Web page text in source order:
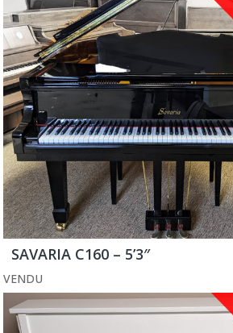
SAVARIA C160 – 5’3″
VENDU